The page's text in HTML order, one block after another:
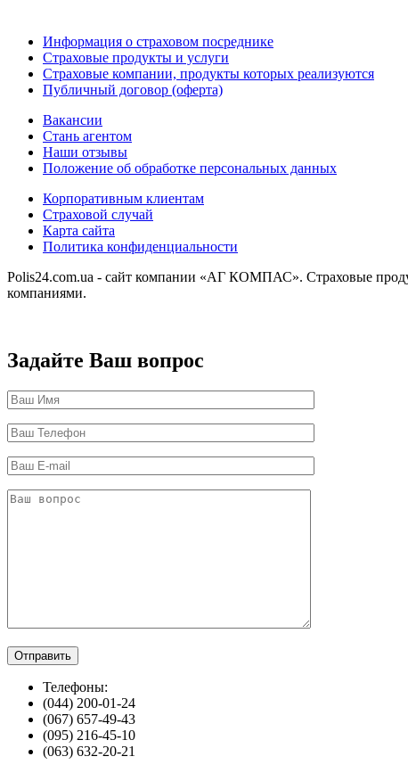
Информация о страховом посреднике
Страховые продукты и услуги
Страховые компании, продукты которых реализуются
Публичный договор (оферта)
Вакансии
Стань агентом
Наши отзывы
Положение об обработке персональных данных
Корпоративным клиентам
Страховой случай
Карта сайта
Политика конфиденциальности
Polis24.com.ua - сайт компании «АГ КОМПАС». Страховые
компаниями.
Задайте Ваш вопрос
Телефоны:
(044) 200-01-24
(067) 657-49-43
(095) 216-45-10
(063) 632-20-21